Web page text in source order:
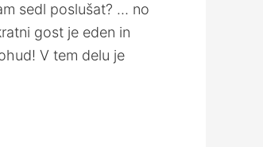
sedl poslušat? … no
gost je eden in
V tem delu je